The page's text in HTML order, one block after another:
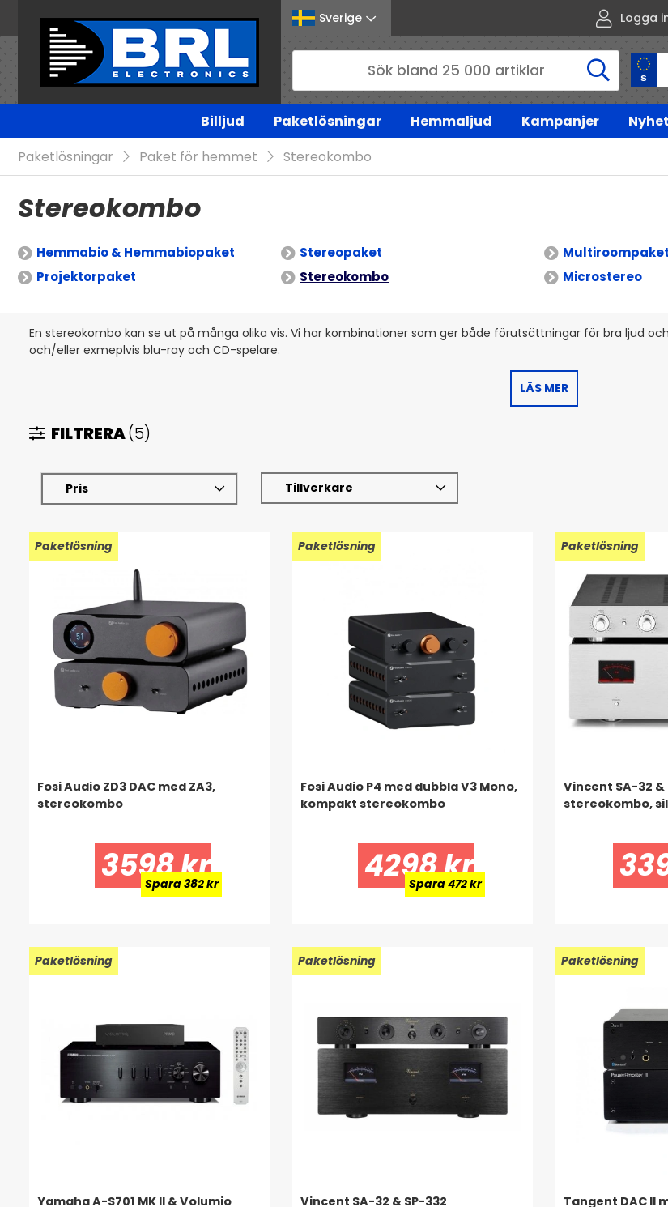
Sverige Logga
Billjud Paketlösningar Hemmaljud Kampanjer
Paketlösningar
Paket för hemmet Stereokombo
Stereokombo
Hemmabio & Hemmabiopaket Stereopaket Multiroompaket
Projektorpaket
Stereokombo Microstereo
En stereokombo kan se ut på många olika vis. Vi har kombinationer som ger både förutsättningar för bra ljud
och/eller exmeplvis blu-ray och CD-spelare.
LÄS MER
FILTRERA(5)
Pris Tillverkare
Paketlösning
Fosi Audio ZD3 DAC med ZA3,
stereokombo
3598 kr
Spara 382 kr
Paketlösning
Fosi Audio P4 med dubbla V3 Mono,
kompakt stereokombo
4298 kr
Spara 472 kr
Paketlösning
Vincent SA-32 &
stereokombo,
Paketlösning
Yamaha A-S701 MK II & Volumio
Paketlösning
Vincent SA-32 & SP-332
Paketlösning
Tangent DAC II